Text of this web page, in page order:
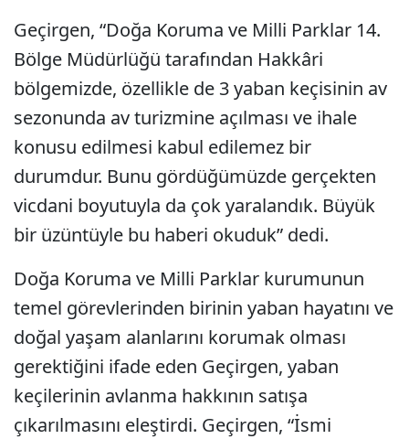
Geçirgen, “Doğa Koruma ve Milli Parklar 14.
Bölge Müdürlüğü tarafından Hakkâri
bölgemizde, özellikle de 3 yaban keçisinin av
sezonunda av turizmine açılması ve ihale
konusu edilmesi kabul edilemez bir
durumdur. Bunu gördüğümüzde gerçekten
vicdani boyutuyla da çok yaralandık. Büyük
bir üzüntüyle bu haberi okuduk” dedi.
Doğa Koruma ve Milli Parklar kurumunun
temel görevlerinden birinin yaban hayatını ve
doğal yaşam alanlarını korumak olması
gerektiğini ifade eden Geçirgen, yaban
keçilerinin avlanma hakkının satışa
çıkarılmasını eleştirdi. Geçirgen, “İsmi